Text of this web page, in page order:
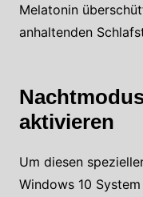
Melatonin
anhaltenden
aktivieren
Um diesen
Windows 10